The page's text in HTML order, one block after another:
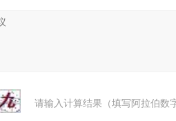
请输入计算结果（填写阿拉伯数